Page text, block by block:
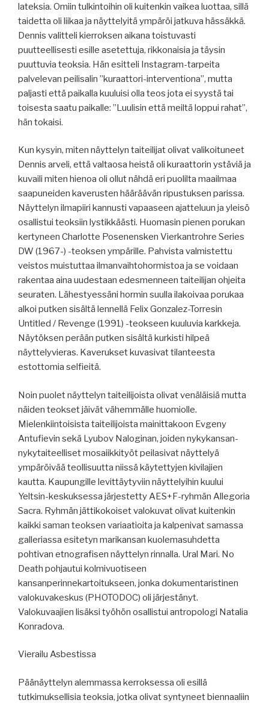
lateksia. Omiin tulkintoihin oli kuitenkin vaikea luottaa, sillä
taidetta oli liikaa ja näyttelyitä ympäröi jatkuva hässäkkä.
Dennis valitteli kierroksen aikana toistuvasti
puutteellisesti esille asetettuja, rikkonaisia ja täysin
puuttuvia teoksia. Hän esitteli Instagram-tarpeita
palvelevan peilisalin ”kuraattori-interventiona”, mutta
paljasti että paikalla kuuluisi olla teos jota ei syystä tai
toisesta saatu paikalle: ”Luulisin että meiltä loppui rahat”,
hän tokaisi.
Kun kysyin, miten näyttelyn taiteilijat olivat valikoituneet
Dennis arveli, että valtaosa heistä oli kuraattorin ystäviä ja
kuvaili miten hienoa oli ollut nähdä eri puolilta maailmaa
saapuneiden kaverusten hääräävän ripustuksen parissa.
Näyttelyn ilmapiiri kannusti vapaaseen ajatteluun ja yleisö
osallistui teoksiin lystikkäästi. Huomasin pienen porukan
kertyneen Charlotte Posenensken Vierkantrohre Series
DW (1967-) -teoksen ympärille. Pahvista valmistettu
veistos muistuttaa ilmanvaihtohormistoa ja se voidaan
rakentaa aina uudestaan edesmenneen taiteilijan ohjeita
seuraten. Lähestyessäni hormin suulla ilakoivaa porukaa
alkoi putken sisältä lennellä Felix Gonzalez-Torresin
Untitled / Revenge (1991) -teokseen kuuluvia karkkeja.
Näytöksen perään putken sisältä kurkisti hilpeä
näyttelyvieras. Kaverukset kuvasivat tilanteesta
estottomia selfieitä.
Noin puolet näyttelyn taiteilijoista olivat venäläisiä mutta
näiden teokset jäivät vähemmälle huomiolle.
Mielenkiintoisista taiteilijoista mainittakoon Evgeny
Antufievin sekä Lyubov Naloginan, joiden nykykansan-
nykytaiteelliset mosaiikkityöt peilasivat näyttelyä
ympäröivää teollisuutta niissä käytettyjen kivilajien
kautta. Kaupungille levittäytyviin näyttelyihin kuului
Yeltsin-keskuksessa järjestetty AES+F-ryhmän Allegoria
Sacra. Ryhmän jättikokoiset valokuvat olivat kuitenkin
kaikki saman teoksen variaatioita ja kalpenivat samassa
galleriassa esitetyn marikansan kuolemasuhdetta
pohtivan etnografisen näyttelyn rinnalla. Ural Mari. No
Death pohjautui kolmivuotiseen
kansanperinnekartoitukseen, jonka dokumentaristinen
valokuvakeskus (PHOTODOC) oli järjestänyt.
Valokuvaajien lisäksi työhön osallistui antropologi Natalia
Konradova.
Vierailu Asbestissa
Päänäyttelyn alemmassa kerroksessa oli esillä
tutkimuksellisia teoksia, jotka olivat syntyneet biennaaliin